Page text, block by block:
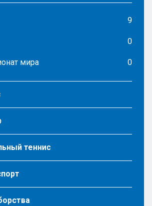
9
0
мира 0
теннис